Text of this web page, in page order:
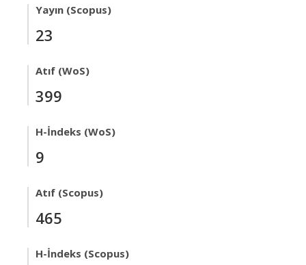
Yayın (Scopus)
23
Atıf (WoS)
399
H-İndeks (WoS)
9
Atıf (Scopus)
465
H-İndeks (Scopus)